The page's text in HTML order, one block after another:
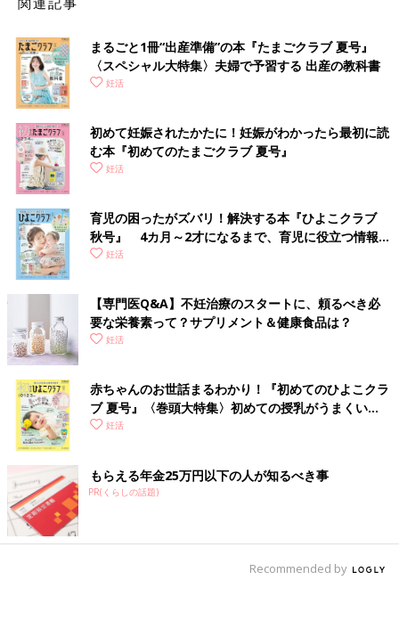
まるごと1冊“出産準備”の本『たまごクラブ 夏号』
〈スペシャル大特集〉夫婦で予習する 出産の教科書
妊活
初めて妊娠されたかたに！妊娠がわかったら最初に読
む本『初めてのたまごクラブ 夏号』
妊活
育児の困ったがズバリ！解決する本『ひよこクラブ
秋号』 4カ月～2才になるまで、育児に役立つ情報が
いっぱい！
妊活
【専門医Q&A】不妊治療のスタートに、頼るべき必
要な栄養素って？サプリメント＆健康食品は？
妊活
赤ちゃんのお世話まるわかり！『初めてのひよこクラ
ブ 夏号』〈巻頭大特集〉初めての授乳がうまくい
く！ おっぱい・ミルクの基本と夏のトラブル 解決テ
妊活
もらえる年金25万円以下の人が知るべき事
PR(くらしの話題)
Recommended by